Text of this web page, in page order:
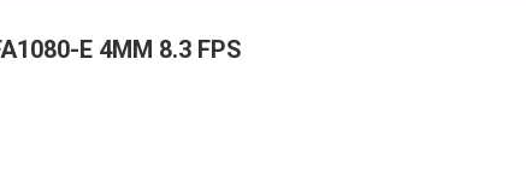
E 4MM 8.3 FPS